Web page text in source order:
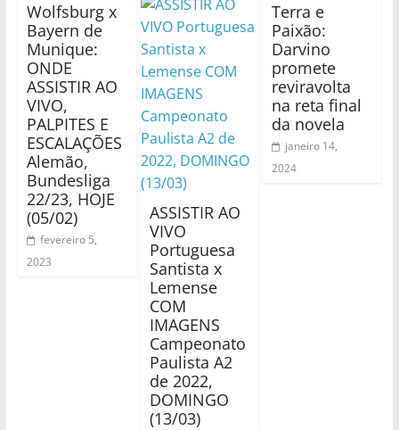
Wolfsburg x
Bayern de
Munique:
ONDE
ASSISTIR AO
VIVO,
PALPITES E
ESCALAÇÕES
Alemão,
Bundesliga
22/23, HOJE
(05/02)
fevereiro 5,
2023
ASSISTIR AO
VIVO
Portuguesa
Santista x
Lemense
COM
IMAGENS
Campeonato
Paulista A2
de 2022,
DOMINGO
(13/03)
Terra e
Paixão:
Darvino
promete
reviravolta
na reta final
da novela
janeiro 14,
2024